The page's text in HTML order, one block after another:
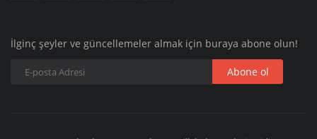
İlginç şeyler ve güncellemeler almak için buraya abone olun!
Abone ol